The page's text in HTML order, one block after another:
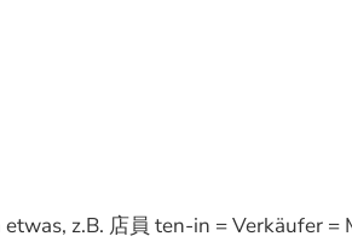
z.B. 店員 ten-in = Verkäufer =